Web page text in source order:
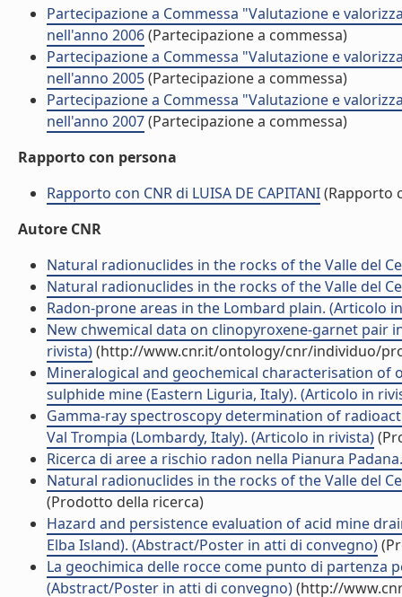
Partecipazione a Commessa "Valutazione e
nell'anno 2006(Partecipazione a commessa)
Partecipazione a Commessa "Valutazione e
nell'anno 2005(Partecipazione a commessa)
Partecipazione a Commessa "Valutazione e
nell'anno 2007(Partecipazione a commessa)
Rapporto con persona
Rapporto con CNR di LUISA DE CAPITANI(Rapporto
Autore CNR
Natural radionuclides in the rocks of the Valle del
Natural radionuclides in the rocks of the Valle del
Radon-prone areas in the Lombard plain. (Articolo
New chwemical data on clinopyroxene-garnet pair
rivista)(http://www.cnr.it/ontology/cnr/individuo/
Mineralogical and geochemical characterisation of
sulphide mine (Eastern Liguria, Italy). (Articolo in
Gamma-ray spectroscopy determination of
Val Trompia (Lombardy, Italy). (Articolo in rivista)
Ricerca di aree a rischio radon nella Pianura
Natural radionuclides in the rocks of the Valle del
(Prodotto della ricerca)
Hazard and persistence evaluation of acid mine
Elba Island). (Abstract/Poster in atti di convegno)
La geochimica delle rocce come punto di
(Abstract/Poster in atti di convegno)(http://